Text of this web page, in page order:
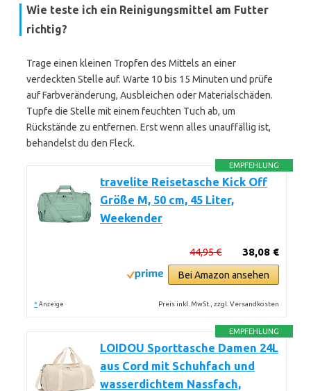
Wie teste ich ein Reinigungsmittel am Futter
richtig?
Trage einen kleinen Tropfen des Mittels an einer
verdeckten Stelle auf. Warte 10 bis 15 Minuten und prüfe
auf Farbveränderung, Ausbleichen oder Materialschäden.
Tupfe die Stelle mit einem feuchten Tuch ab, um
Rückstände zu entfernen. Erst wenn alles unauffällig ist,
behandelst du den Fleck.
EMPFEHLUNG
travelite Reisetasche Kick Off
Größe M, 50 cm, 45 Liter,
Weekender
38,08 €
44,95 €
Bei Amazon ansehen
* Anzeige Preis inkl. MwSt., zzgl. Versandkosten
EMPFEHLUNG
LOIDOU Sporttasche Damen 24L
aus Cord mit Schuhfach und
wasserdichtem Nassfach,